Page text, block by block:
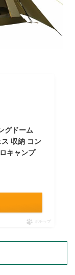
グドーム
収納 コン
キャンプ
ポチップ